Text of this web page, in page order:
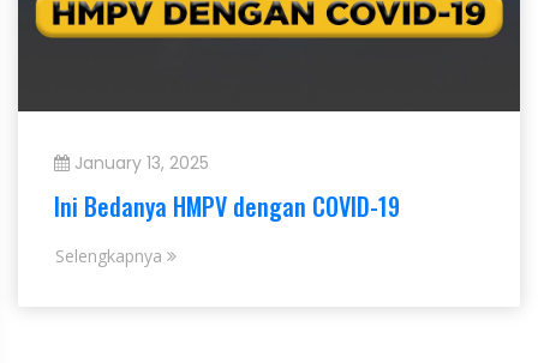
January 13, 2025
Ini Bedanya HMPV dengan COVID-19
Selengkapnya